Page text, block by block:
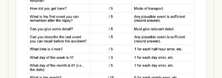
Use Template
Download